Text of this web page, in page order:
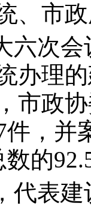
、市
六次
办理
市政
件，并
的
代表